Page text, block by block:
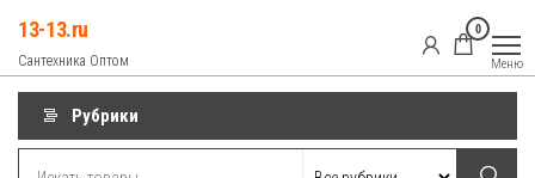
содержимому
13-13.ru
Сантехника Оптом
0
Меню
Рубрики